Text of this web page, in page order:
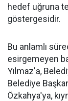
hedef uğruna
göstergesidir.
Bu anlamlı
esirgemeyen
Yılmaz'a,
Belediye
Özkahya'ya,